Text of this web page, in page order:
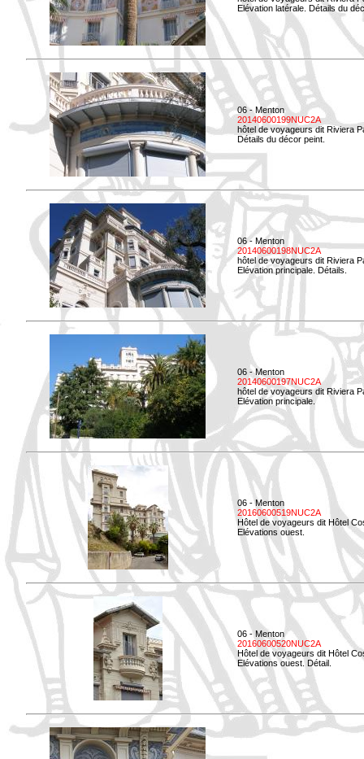
Elévation latérale. Détails du
06 - Menton
20140600199NUC2A
hôtel de voyageurs dit Riviera
Détails du décor peint.
06 - Menton
20140600198NUC2A
hôtel de voyageurs dit Riviera
Elévation principale. Détails.
06 - Menton
20140600197NUC2A
hôtel de voyageurs dit Riviera
Elévation principale.
06 - Menton
20160600519NUC2A
Hôtel de voyageurs dit Hôtel
Elévations ouest.
06 - Menton
20160600520NUC2A
Hôtel de voyageurs dit Hôtel
Elévations ouest. Détail.